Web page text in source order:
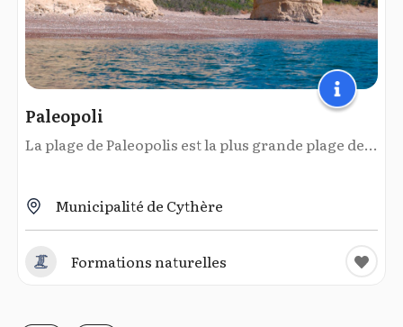
Paleopoli
La plage de Paleopolis est la plus grande plage de...
Municipalité de Cythère
Formations naturelles